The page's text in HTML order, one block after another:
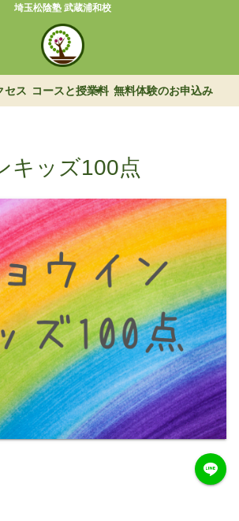
埼玉松陰塾 武蔵浦和校
セス コースと授業料 無料体験のお申込み
キッズ100点